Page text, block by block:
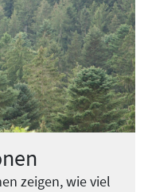
zeigen, wie viel